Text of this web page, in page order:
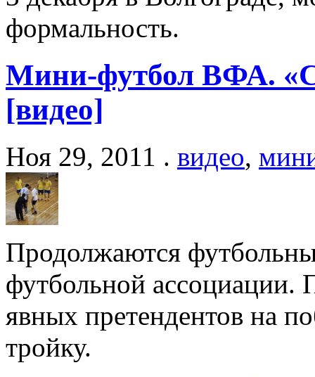
формальность.
Мини-футбол ВФА.
[видео]
Ноя 29, 2011 . видео,
Продолжаются
футбольной ассоциации.
явных претендентов на
тройку.